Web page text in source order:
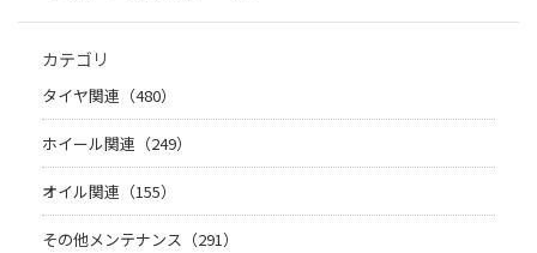
カテゴリ
タイヤ関連（480）
ホイール関連（249）
オイル関連（155）
その他メンテナンス（291）